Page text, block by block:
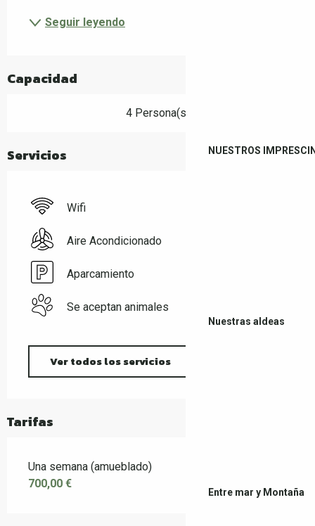
NUESTROS
Nuestras aldeas
Entre mar y Montaña
Seguir leyendo
Capacidad
4 Persona(s)
Servicios
Wifi
Aire Acondicionado
Aparcamiento
Se aceptan animales
Ver todos los servicios
Tarifas
Una semana (amueblado)
700,00 €